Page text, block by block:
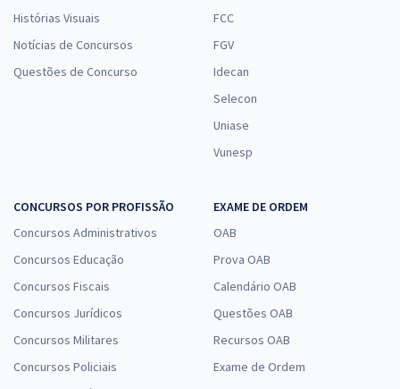
Histórias Visuais
Notícias de Concursos
Questões de Concurso
FCC
FGV
Idecan
Selecon
Uniase
Vunesp
CONCURSOS POR PROFISSÃO
Concursos Administrativos
Concursos Educação
Concursos Fiscais
Concursos Jurídicos
Concursos Militares
Concursos Policiais
EXAME DE ORDEM
OAB
Prova OAB
Calendário OAB
Questões OAB
Recursos OAB
Exame de Ordem